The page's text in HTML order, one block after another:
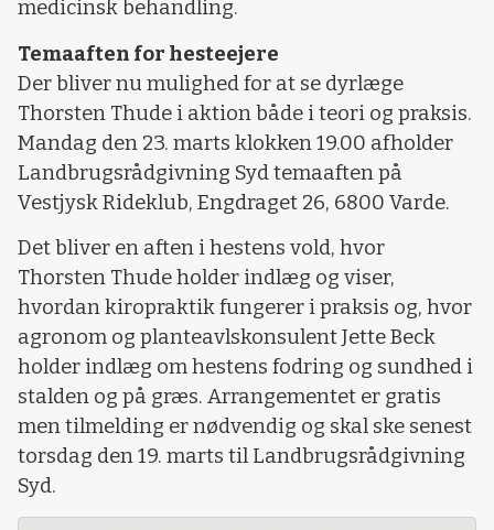
medicinsk behandling.
Temaaften for hesteejere
Der bliver nu mulighed for at se dyrlæge
Thorsten Thude i aktion både i teori og praksis.
Mandag den 23. marts klokken 19.00 afholder
Landbrugsrådgivning Syd temaaften på
Vestjysk Rideklub, Engdraget 26, 6800 Varde.
Det bliver en aften i hestens vold, hvor
Thorsten Thude holder indlæg og viser,
hvordan kiropraktik fungerer i praksis og, hvor
agronom og planteavlskonsulent Jette Beck
holder indlæg om hestens fodring og sundhed i
stalden og på græs. Arrangementet er gratis
men tilmelding er nødvendig og skal ske senest
torsdag den 19. marts til Landbrugsrådgivning
Syd.